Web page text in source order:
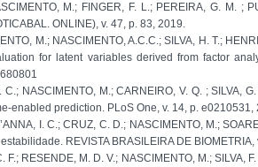
M.; FINGER, F. L.; PEREIRA, G. M.
ONLINE), v. 47, p. 83, 2019.
M.; NASCIMENTO, A.C.C.; SILVA, H. T.;
for latent variables derived from factor
C.; NASCIMENTO, M.; CARNEIRO, V. Q. ; SILVA,
enabled prediction. PLoS One, v. 14, p.
I. C.; CRUZ, C. D.; NASCIMENTO, M.;
REVISTA BRASILEIRA DE BIOMETRIA,
F.; RESENDE, M. D. V.; NASCIMENTO, M.;